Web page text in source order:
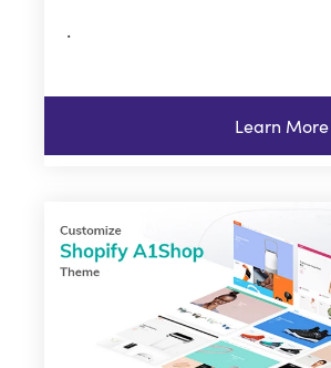
.
Learn More